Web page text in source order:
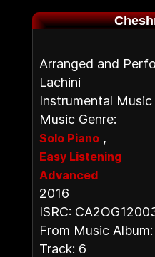
Arranged and
Lachini
Instrumental Music
Music Genre:
Solo Piano ,
Easy Listening
Advanced
2016
ISRC:
From Music Album:
Track: 6